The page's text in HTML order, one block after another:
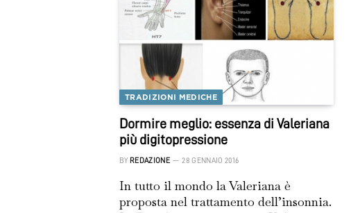
TRADIZIONI MEDICHE
Dormire meglio: essenza di Valeriana
più digitopressione
BY REDAZIONE 28 GENNAIO 2016
In tutto il mondo la Valeriana è
proposta nel trattamento dell’insonnia.